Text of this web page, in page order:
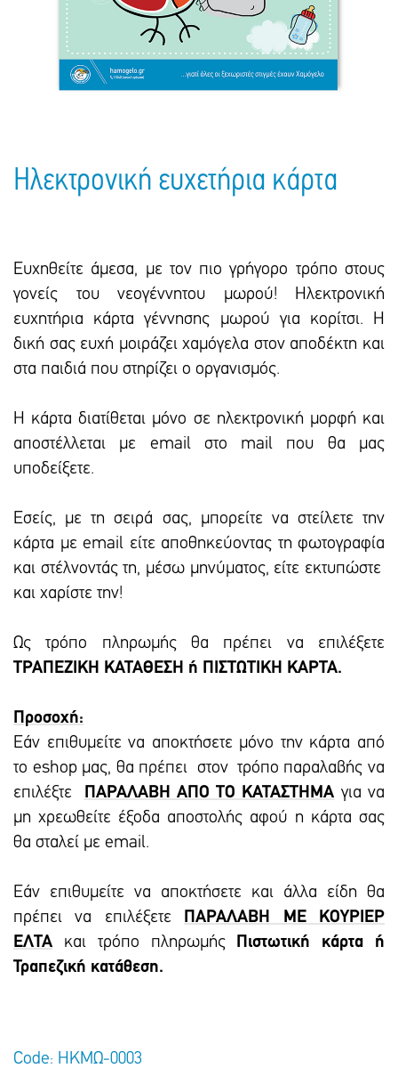
Πακέτα Δώρων
Σακούλες
Τσάντες - Ποδιές - Ομπρέλες
Βιβλία
Παιδικό Πάρτι
Παιδικά Είδη
Ημερολόγια - Ατζέντες
Γραφική Ύλη
Είδη Γραφείου
Ηλεκτρονική ευχετήρια κάρτα
Ευχηθείτε άμεσα, με τον πιο γρήγορο τρόπο στους
γονείς του νεογέννητου μωρού! Ηλεκτρονική
ευχητήρια κάρτα γέννησης μωρού για κορίτσι. H
δική σας ευχή μοιράζει χαμόγελα στον αποδέκτη και
στα παιδιά που στηρίζει ο οργανισμός.
Η κάρτα διατίθεται μόνο σε ηλεκτρονική μορφή και
αποστέλλεται με email στο mail που θα μας
υποδείξετε.
Εσείς, με τη σειρά σας, μπορείτε να στείλετε την
κάρτα με email είτε αποθηκεύοντας τη φωτογραφία
και στέλνοντάς τη, μέσω μηνύματος, είτε εκτυπώστε
και χαρίστε την!
Ως τρόπο πληρωμής θα πρέπει να επιλέξετε
ΤΡΑΠΕΖΙΚΗ ΚΑΤΑΘΕΣΗ ή ΠΙΣΤΩΤΙΚΗ ΚΑΡΤΑ.
Προσοχή:
Εάν επιθυμείτε να αποκτήσετε μόνο την κάρτα από
το eshop μας, θα πρέπει στον τρόπο παραλαβής να
επιλέξτε ΠΑΡΑΛΑΒΗ ΑΠΟ ΤΟ ΚΑΤΑΣΤΗΜΑ για να
μη χρεωθείτε έξοδα αποστολής αφού η κάρτα σας
θα σταλεί με email.
Εάν επιθυμείτε να αποκτήσετε και άλλα είδη θα
πρέπει να επιλέξετε ΠΑΡΑΛΑΒΗ ΜΕ ΚΟΥΡΙΕΡ
ΕΛΤΑ και τρόπο πληρωμής Πιστωτική κάρτα ή
Τραπεζική κατάθεση.
Code: ΗΚΜΩ-0003